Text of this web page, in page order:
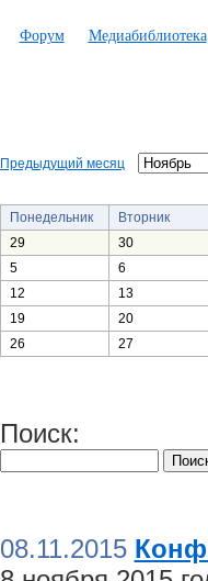
Форум Медиабиблиотека
Предыдущий месяц
Понедельник
Вторник
29
30
5
6
12
13
19
20
26
27
Поиск:
08.11.2015